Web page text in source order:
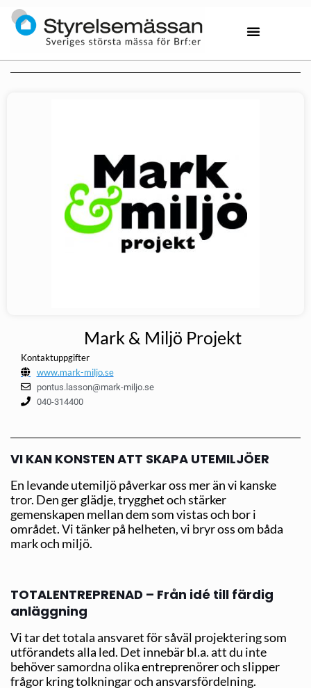
Mark & Miljö Projekt
Kontaktuppgifter
www.mark-miljo.se
pontus.lasson@mark-miljo.se
040-314400
VI KAN KONSTEN ATT SKAPA UTEMILJÖER
En levande utemiljö påverkar oss mer än vi kanske
tror. Den ger glädje, trygghet och stärker
gemenskapen mellan dem som vistas och bor i
området. Vi tänker på helheten, vi bryr oss om båda
mark och miljö.
TOTALENTREPRENAD – Från idé till färdig
anläggning
Vi tar det totala ansvaret för såväl projektering som
utförandets alla led. Det innebär bl.a. att du inte
behöver samordna olika entreprenörer och slipper
frågor kring tolkningar och ansvarsfördelning.